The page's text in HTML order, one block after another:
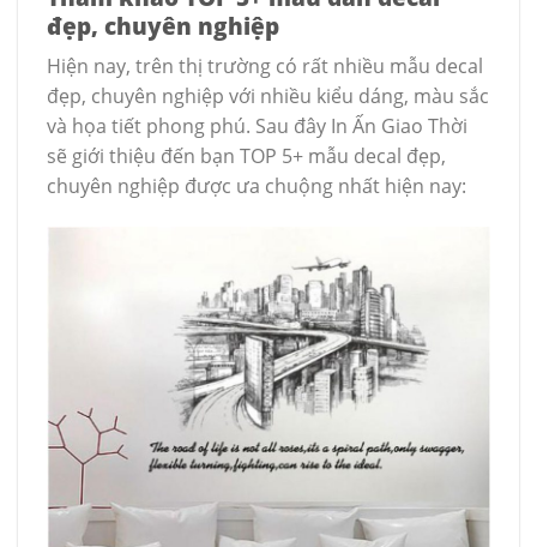
đẹp, chuyên nghiệp
Hiện nay, trên thị trường có rất nhiều mẫu decal
đẹp, chuyên nghiệp với nhiều kiểu dáng, màu sắc
và họa tiết phong phú. Sau đây In Ấn Giao Thời
sẽ giới thiệu đến bạn TOP 5+ mẫu decal đẹp,
chuyên nghiệp được ưa chuộng nhất hiện nay: